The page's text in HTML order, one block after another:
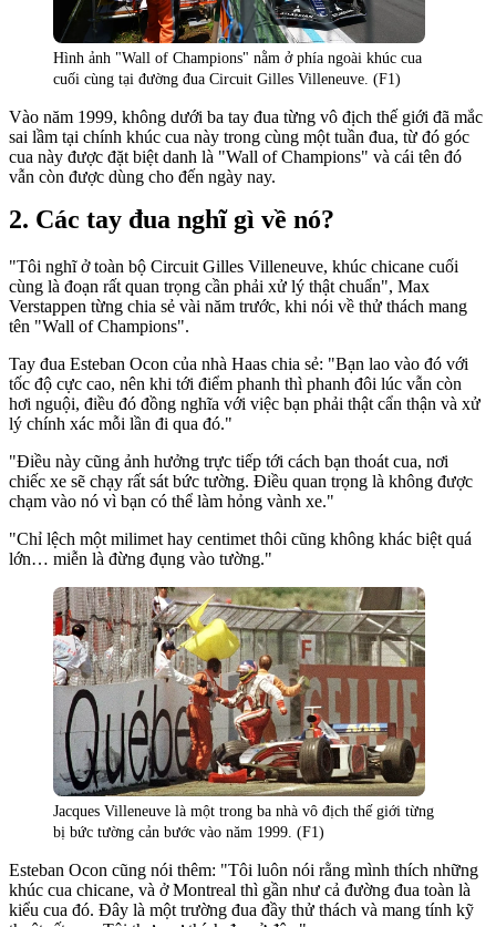
Hình ảnh "Wall of Champions" nằm ở phía ngoài khúc cua
cuối cùng tại đường đua Circuit Gilles Villeneuve. (F1)
Vào năm 1999, không dưới ba tay đua từng vô địch thế giới đã mắc
sai lầm tại chính khúc cua này trong cùng một tuần đua, từ đó góc
cua này được đặt biệt danh là "Wall of Champions" và cái tên đó
vẫn còn được dùng cho đến ngày nay.
Các tay đua nghĩ gì về nó?
"Tôi nghĩ ở toàn bộ Circuit Gilles Villeneuve, khúc chicane cuối
cùng là đoạn rất quan trọng cần phải xử lý thật chuẩn", Max
Verstappen từng chia sẻ vài năm trước, khi nói về thử thách mang
tên "Wall of Champions".
Tay đua Esteban Ocon của nhà Haas chia sẻ: "Bạn lao vào đó với
tốc độ cực cao, nên khi tới điểm phanh thì phanh đôi lúc vẫn còn
hơi nguội, điều đó đồng nghĩa với việc bạn phải thật cẩn thận và xử
lý chính xác mỗi lần đi qua đó."
"Điều này cũng ảnh hưởng trực tiếp tới cách bạn thoát cua, nơi
chiếc xe sẽ chạy rất sát bức tường. Điều quan trọng là không được
chạm vào nó vì bạn có thể làm hỏng vành xe."
"Chỉ lệch một milimet hay centimet thôi cũng không khác biệt quá
lớn… miễn là đừng đụng vào tường."
Jacques Villeneuve là một trong ba nhà vô địch thế giới từng
bị bức tường cản bước vào năm 1999. (F1)
Esteban Ocon cũng nói thêm: "Tôi luôn nói rằng mình thích những
khúc cua chicane, và ở Montreal thì gần như cả đường đua toàn là
kiểu cua đó. Đây là một trường đua đầy thử thách và mang tính kỹ